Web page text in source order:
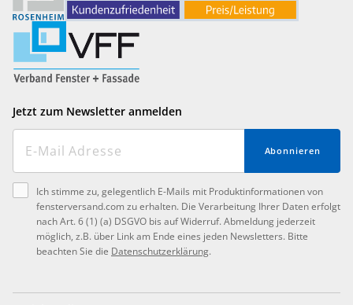
Jetzt zum Newsletter anmelden
Abonnieren
Ich stimme zu, gelegentlich E-Mails mit Produktinformationen von
fensterversand.com zu erhalten. Die Verarbeitung Ihrer Daten erfolgt
nach Art. 6 (1) (a) DSGVO bis auf Widerruf. Abmeldung jederzeit
möglich, z.B. über Link am Ende eines jeden Newsletters. Bitte
beachten Sie die Datenschutzerklärung.